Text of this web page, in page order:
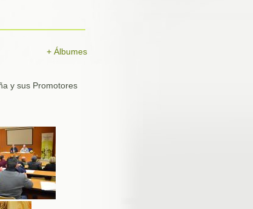
+ Álbumes
y sus Promotores